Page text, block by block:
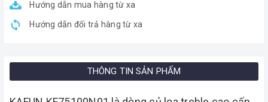
Hướng dẫn mua hàng từ xa
Hướng dẫn đổi trả hàng từ xa
THÔNG TIN SẢN PHẨM